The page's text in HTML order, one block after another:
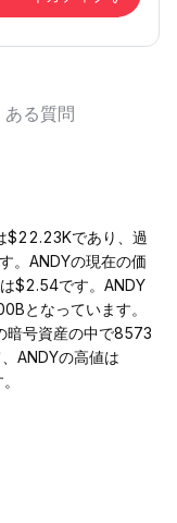
ある質問
$22.23Kであり、過
。ANDYの現在の価
$2.54です。ANDY
となっています。
暗号資産の中で8573
ANDYの高値は